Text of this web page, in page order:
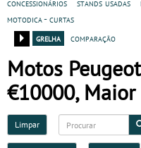
concessionários
stands usadas
motodica - curtas
grelha
comparação
Motos
€10000,
Limpar